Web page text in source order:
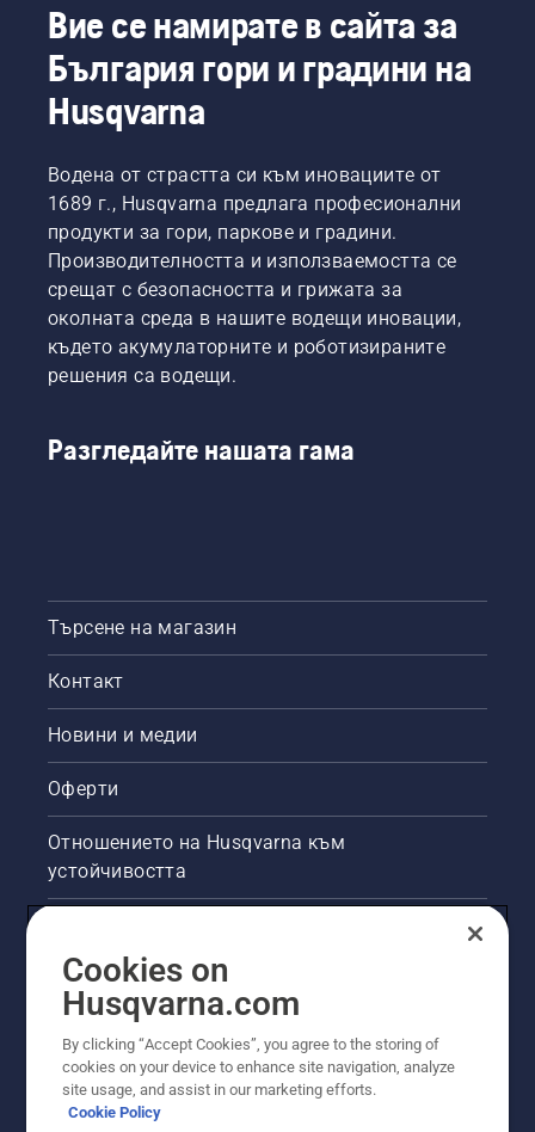
Вие се намирате в сайта за
България гори и градини на
Husqvarna
Водена от страстта си към иновациите от
1689 г., Husqvarna предлага професионални
продукти за гори, паркове и градини.
Производителността и използваемостта се
срещат с безопасността и грижата за
околната среда в нашите водещи иновации,
където акумулаторните и роботизираните
решения са водещи.
Разгледайте нашата гама
Търсене на магазин
Контакт
Новини и медии
Оферти
Отношението на Husqvarna към
устойчивостта
Други сайтове на Husqvarna
Cookies on
Husqvarna.com
By clicking “Accept Cookies”, you agree to the storing of
cookies on your device to enhance site navigation, analyze
site usage, and assist in our marketing efforts.
Cookie Policy